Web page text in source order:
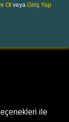
Ol veya Giriş Yap
ile